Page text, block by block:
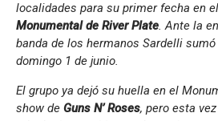
localidades para su primer fecha en el
Monumental de River Plate. Ante la
banda de los hermanos Sardelli
domingo 1 de junio.
El grupo ya dejó su huella en el
show de Guns N’ Roses, pero esta